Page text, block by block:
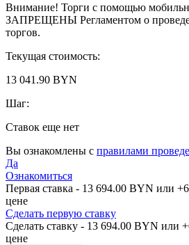
Внимание! Торги с помощью
ЗАПРЕЩЕНЫ Регламентом о
торгов.
Текущая стоимость:
13 041.90 BYN
Шаг:
Ставок еще нет
Вы ознакомлены с правилами
Да
Ознакомиться
Первая ставка - 13 694.00 BYN или +
цене
Сделать первую ставку
Сделать ставку - 13 694.00 BYN или +
цене